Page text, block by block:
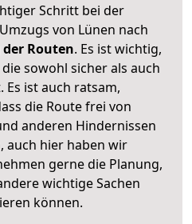
Schritt bei der
von Lünen nach
Routen. Es ist wichtig,
sowohl sicher als auch
Es ist auch ratsam,
die Route frei von
anderen Hindernissen
auch hier haben wir
gerne die Planung,
wichtige Sachen
können.